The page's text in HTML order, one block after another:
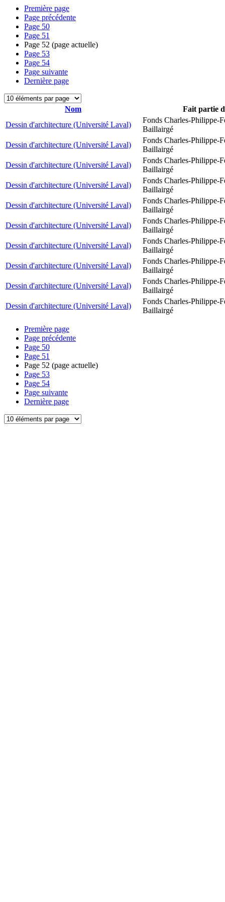
Première page
Page précédente
Page 50
Page 51
Page 52 (page actuelle)
Page 53
Page 54
Page suivante
Dernière page
Nom
Fait partie
Dessin d'architecture (Université Laval)
Fonds Charles-Philippe-
Baillairgé
Dessin d'architecture (Université Laval)
Fonds Charles-Philippe-
Baillairgé
Dessin d'architecture (Université Laval)
Fonds Charles-Philippe-
Baillairgé
Dessin d'architecture (Université Laval)
Fonds Charles-Philippe-
Baillairgé
Dessin d'architecture (Université Laval)
Fonds Charles-Philippe-
Baillairgé
Dessin d'architecture (Université Laval)
Fonds Charles-Philippe-
Baillairgé
Dessin d'architecture (Université Laval)
Fonds Charles-Philippe-
Baillairgé
Dessin d'architecture (Université Laval)
Fonds Charles-Philippe-
Baillairgé
Dessin d'architecture (Université Laval)
Fonds Charles-Philippe-
Baillairgé
Dessin d'architecture (Université Laval)
Fonds Charles-Philippe-
Baillairgé
Première page
Page précédente
Page 50
Page 51
Page 52 (page actuelle)
Page 53
Page 54
Page suivante
Dernière page